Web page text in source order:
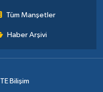
Tüm Manşetler
Haber Arşivi
TE Bilişim